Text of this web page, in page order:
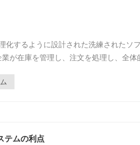
するように設計された洗練されたソ
が在庫を管理し、注文を処理し、全体
テムの利点